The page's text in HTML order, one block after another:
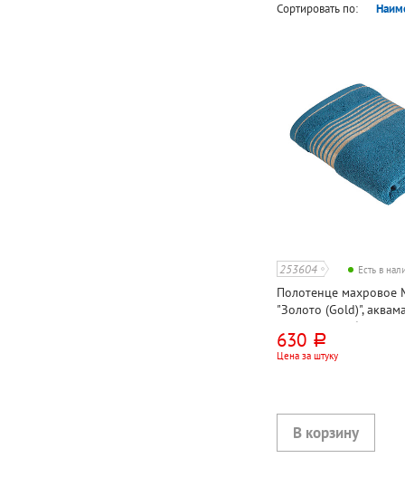
Сортировать по:
253604 Есть в
Полотенце махровое
"Золото (Gold)",
90см*50см, с
500г⁄м², УЗБЕКИСТАН
630 руб.
Цена за штуку